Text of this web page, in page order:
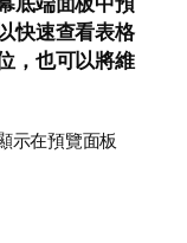
快速查看表格
，也可以將維
示在預覽面板